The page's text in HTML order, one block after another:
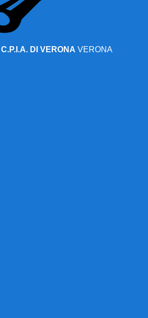
C.P.I.A. DI VERONA VERONA